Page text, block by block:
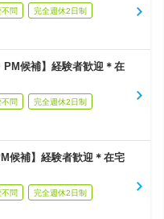
問 完全週休2日制
PM候補】経験者歓迎＊在
問 完全週休2日制
候補】経験者歓迎＊在宅
問 完全週休2日制